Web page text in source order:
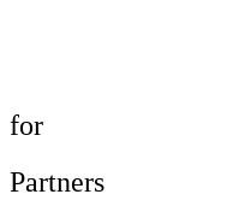
for
Partners